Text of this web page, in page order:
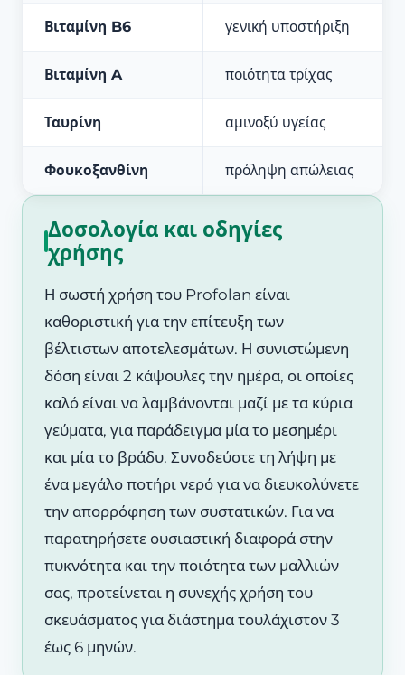
Βιταμίνη B6 γενική υποστήριξη
Βιταμίνη A ποιότητα τρίχας
Ταυρίνη αμινοξύ υγείας
Φουκοξανθίνη πρόληψη απώλειας
Δοσολογία και οδηγίες
χρήσης
Η σωστή χρήση του Profolan είναι
καθοριστική για την επίτευξη των
βέλτιστων αποτελεσμάτων. Η συνιστώμενη
δόση είναι 2 κάψουλες την ημέρα, οι οποίες
καλό είναι να λαμβάνονται μαζί με τα κύρια
γεύματα, για παράδειγμα μία το μεσημέρι
και μία το βράδυ. Συνοδεύστε τη λήψη με
ένα μεγάλο ποτήρι νερό για να διευκολύνετε
την απορρόφηση των συστατικών. Για να
παρατηρήσετε ουσιαστική διαφορά στην
πυκνότητα και την ποιότητα των μαλλιών
σας, προτείνεται η συνεχής χρήση του
σκευάσματος για διάστημα τουλάχιστον 3
έως 6 μηνών.